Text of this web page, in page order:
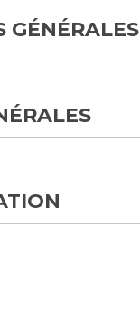
GÉNÉRALES